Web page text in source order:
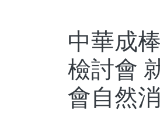
中華成
檢討會
會自然